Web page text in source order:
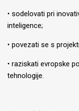
• sodelovati pri
inteligence;
• povezati se s
• raziskati evropske
tehnologije.